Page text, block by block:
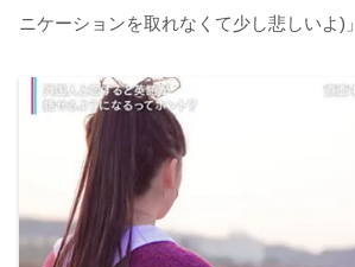
ニケーションを取れなくて少し悲しいよ)」